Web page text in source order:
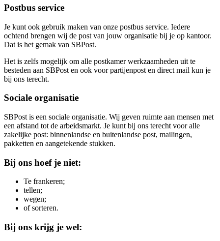
Postbus service
Je kunt ook gebruik maken van onze postbus service. Iedere
ochtend brengen wij de post van jouw organisatie bij je op kantoor.
Dat is het gemak van SBPost.
Het is zelfs mogelijk om alle postkamer werkzaamheden uit te
besteden aan SBPost en ook voor partijenpost en direct mail kun je
bij ons terecht.
Sociale organisatie
SBPost is een sociale organisatie. Wij geven ruimte aan mensen met
een afstand tot de arbeidsmarkt. Je kunt bij ons terecht voor alle
zakelijke post: binnenlandse en buitenlandse post, mailingen,
pakketten en aangetekende stukken.
Bij ons hoef je niet:
Te frankeren;
tellen;
wegen;
of sorteren.
Bij ons krijg je wel: